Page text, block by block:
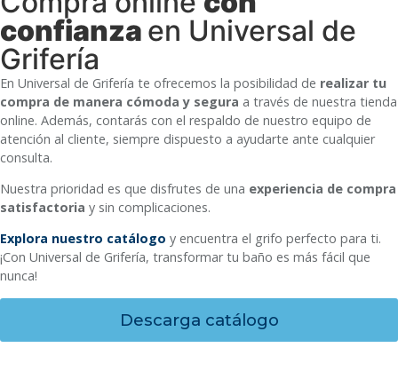
confianza en Universal de
Grifería
En Universal de Grifería te ofrecemos la posibilidad de realizar tu
compra de manera cómoda y segura a través de nuestra tienda
online. Además, contarás con el respaldo de nuestro equipo de
atención al cliente, siempre dispuesto a ayudarte ante cualquier
consulta.
Nuestra prioridad es que disfrutes de una experiencia de compra
satisfactoria y sin complicaciones.
Explora nuestro catálogo y encuentra el grifo perfecto para ti.
¡Con Universal de Grifería, transformar tu baño es más fácil que
nunca!
Descarga catálogo